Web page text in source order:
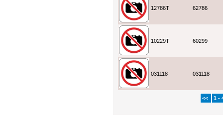
12786T 62786
10229T 60299
031118 031118
<< 1 -